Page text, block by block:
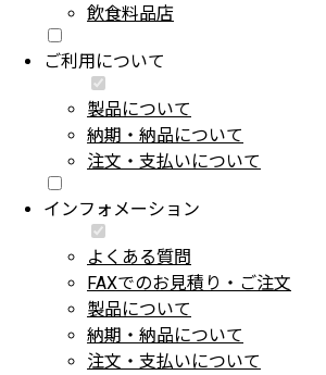
飲食料品店
ご利用について
製品について
納期・納品について
注文・支払いについて
インフォメーション
よくある質問
FAXでのお見積り・ご注文
製品について
納期・納品について
注文・支払いについて